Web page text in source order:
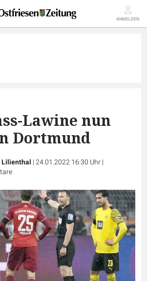
ANMELDEN
Lawine nun
Dortmund
Lilienthal |24.01.2022 16:30 Uhr|